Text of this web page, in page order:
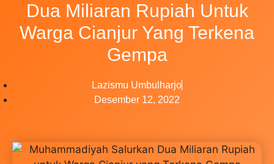
Dua Miliaran Rupiah Untuk
Warga Cianjur Yang Terkena
Gempa
Lazismu Umbulharjo
Desember 12, 2022